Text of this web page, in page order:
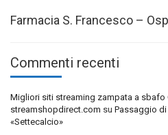
Farmacia S. Francesco –
Commenti recenti
Migliori siti streaming zampata a sbafo
streamshopdirect.com su Passaggio
«Settecalcio»